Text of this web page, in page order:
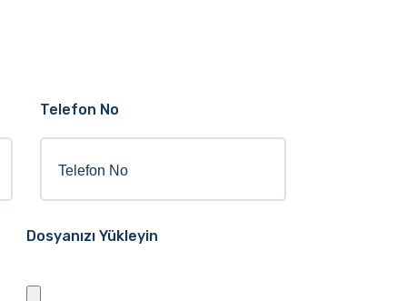
Telefon No
Dosyanızı Yükleyin